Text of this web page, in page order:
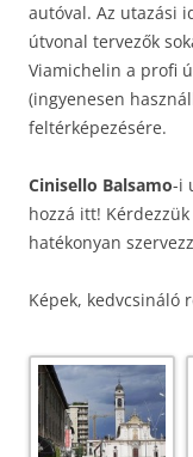
autóval. Az utazási
útvonal tervezők
Viamichelin a profi
(ingyenesen
feltérképezésére.
Cinisello Balsamo-i
hozzá itt!
hatékonyan
Képek, kedvcsináló